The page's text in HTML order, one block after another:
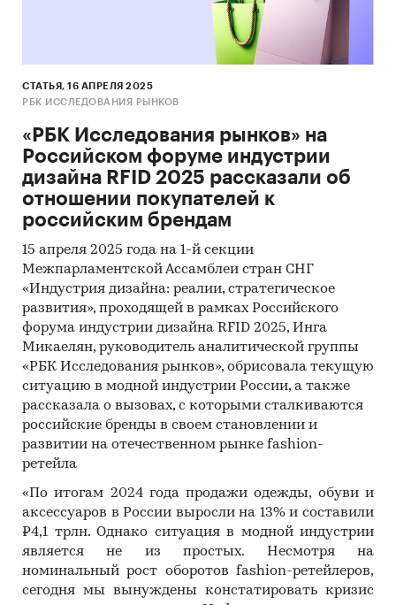
СТАТЬЯ, 16 АПРЕЛЯ 2025
РБК ИССЛЕДОВАНИЯ РЫНКОВ
«РБК Исследования рынков» на
Российском форуме индустрии
дизайна RFID 2025 рассказали об
отношении покупателей к
российским брендам
15 апреля 2025 года на 1-й секции
Межпарламентской Ассамблеи стран СНГ
«Индустрия дизайна: реалии, стратегическое
развития», проходящей в рамках Российского
форума индустрии дизайна RFID 2025, Инга
Микаелян, руководитель аналитической группы
«РБК Исследования рынков», обрисовала текущую
ситуацию в модной индустрии России, а также
рассказала о вызовах, с которыми сталкиваются
российские бренды в своем становлении и
развитии на отечественном рынке fashion-
ретейла
«По итогам 2024 года продажи одежды, обуви и
аксессуаров в России выросли на 13% и составили
₽4,1 трлн. Однако ситуация в модной индустрии
является не из простых. Несмотря на
номинальный рост оборотов fashion-ретейлеров,
сегодня мы вынуждены констатировать кризис